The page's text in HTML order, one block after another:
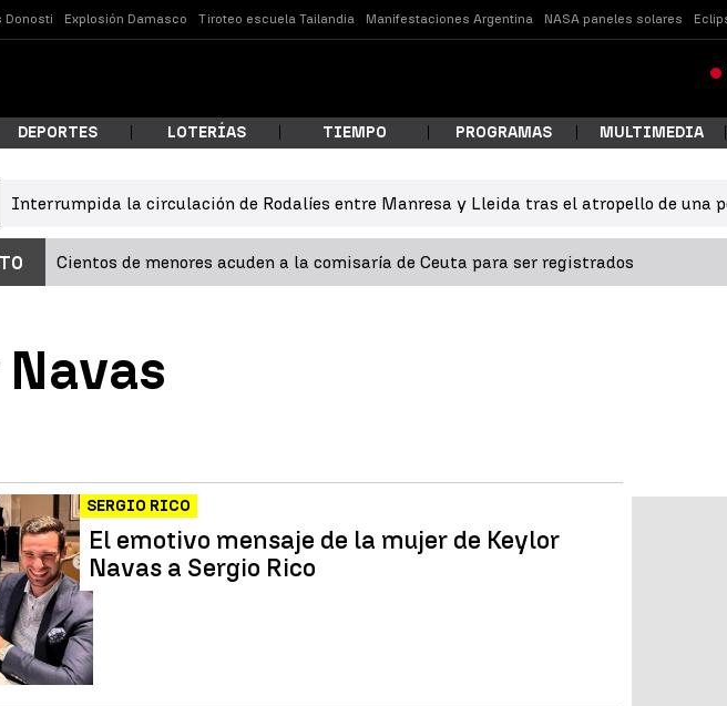
Donosti Explosión Damasco Tiroteo escuela Tailandia Manifestaciones Argentina NASA paneles solares
¿Qué estás buscando?
DEPORTES LOTERÍAS TIEMPO PROGRAMAS MULTIMEDIA
Interrumpida la circulación de Rodalíes entre Manresa y Lleida tras el atropello de una
Cientos de menores acuden a la comisaría de Ceuta para ser registrados
SERGIO RICO
El emotivo mensaje de la mujer de Keylor
Navas a Sergio Rico